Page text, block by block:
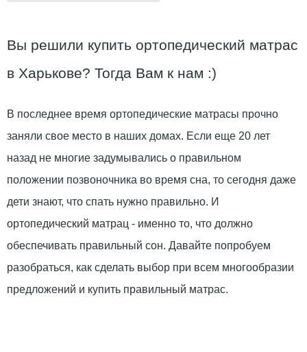
Вы решили купить ортопедический матрас
в Харькове? Тогда Вам к нам :)
В последнее время ортопедические матрасы прочно
заняли свое место в наших домах. Если еще 20 лет
назад не многие задумывались о правильном
положении позвоночника во время сна, то сегодня даже
дети знают, что спать нужно правильно. И
ортопедический матрац - именно то, что должно
обеспечивать правильный сон. Давайте попробуем
разобраться, как сделать выбор при всем многообразии
предложений и купить правильный матрас.